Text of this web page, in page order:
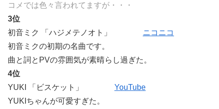
コメでは色々言われてますが・・・
3位
初音ミク 「ハジメテノオト」
ニコニコ
初音ミクの初期の名曲です。
曲と詞とPVの雰囲気が素晴らし過ぎた。
4位
YUKI 「ビスケット」
YouTube
YUKIちゃんが可愛すぎた。